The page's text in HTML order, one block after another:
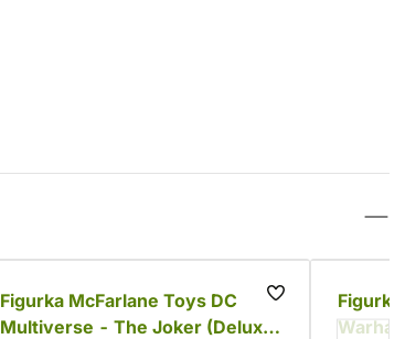
Figurka McFarlane Toys DC
Multiverse - The Joker (Deluxe
Figurka